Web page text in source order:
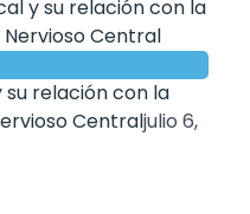
relación con la
Centraljulio 6,